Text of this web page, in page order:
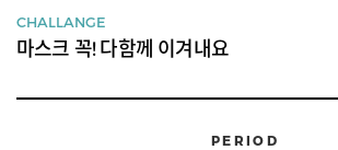
CHALLANGE
마스크 꼭! 다함께 이겨내요
PERIOD